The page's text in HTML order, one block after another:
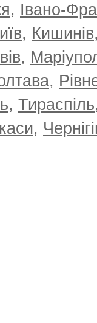
, Івано-
, Кишинів
,
,
, Тираспіль
,